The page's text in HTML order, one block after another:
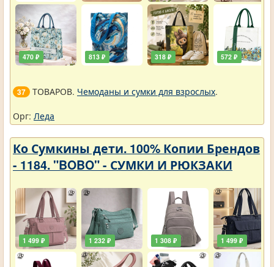
470 ₽ 813 ₽ 318 ₽ 572 ₽
37 ТОВАРОВ. Чемоданы и сумки для взрослых.
Орг: Леда
Ко Сумкины дети. 100% Копии Брендов
- 1184. "BOBO" - СУМКИ И РЮКЗАКИ
1 499 ₽ 1 232 ₽ 1 308 ₽ 1 499 ₽